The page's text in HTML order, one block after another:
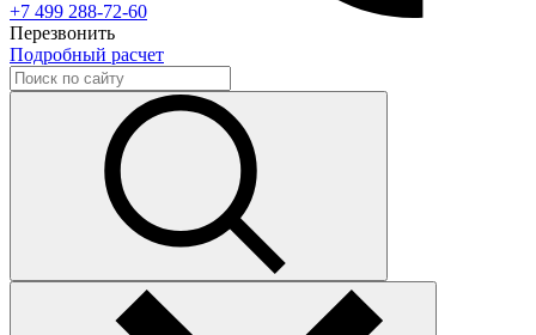
+7 499 288-72-60
Перезвонить
Подробный расчет